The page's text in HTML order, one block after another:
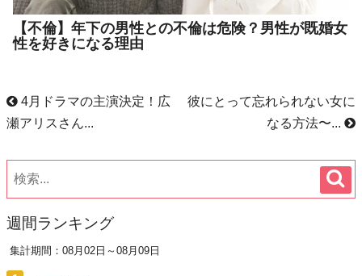
【不倫】年下の男性との不倫は危険？男性が既婚女
性を好きになる理由
4月ドラマの主演決定！広
瀬アリスさん...
彼にとって忘れられない女に
なる方法〜...
週間ランキング
集計期間：08月02日～08月09日